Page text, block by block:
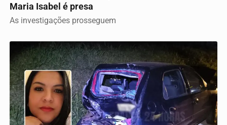
Maria Isabel é presa
As investigações prosseguem